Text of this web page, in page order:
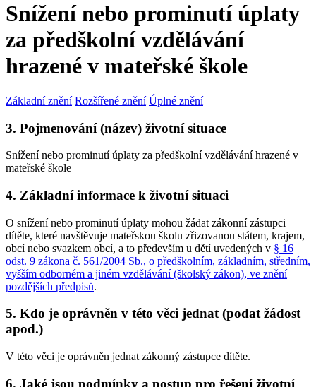
Snížení nebo prominutí úplaty
za předškolní vzdělávání
hrazené v mateřské škole
Základní znění Rozšířené znění Úplné znění
3. Pojmenování (název) životní situace
Snížení nebo prominutí úplaty za předškolní vzdělávání hrazené v
mateřské škole
4. Základní informace k životní situaci
O snížení nebo prominutí úplaty mohou žádat zákonní zástupci
dítěte, které navštěvuje mateřskou školu zřizovanou státem, krajem,
obcí nebo svazkem obcí, a to především u dětí uvedených v § 16
odst. 9 zákona č. 561/2004 Sb., o předškolním, základním, středním,
vyšším odborném a jiném vzdělávání (školský zákon), ve znění
pozdějších předpisů.
5. Kdo je oprávněn v této věci jednat (podat žádost
apod.)
V této věci je oprávněn jednat zákonný zástupce dítěte.
6. Jaké jsou podmínky a postup pro řešení životní